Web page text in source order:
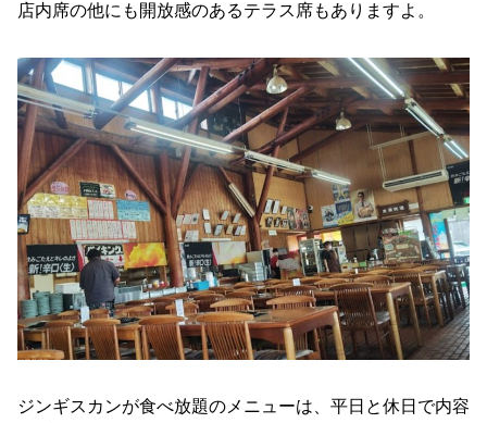
店内席の他にも開放感のあるテラス席もありますよ。
ジンギスカンが食べ放題のメニューは、平日と休日で内容